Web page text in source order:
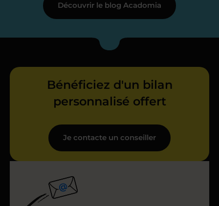
Découvrir le blog Acadomia
Bénéficiez d'un bilan
personnalisé offert
Je contacte un conseiller